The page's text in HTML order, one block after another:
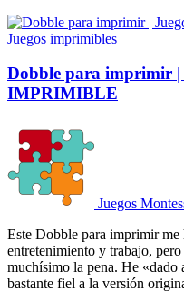
Juegos imprimibles
Dobble para imprimir |
IMPRIMIBLE
Juegos
Este Dobble para imprimir me
entretenimiento y trabajo,
muchísimo la pena. He «dado
bastante fiel a la versión